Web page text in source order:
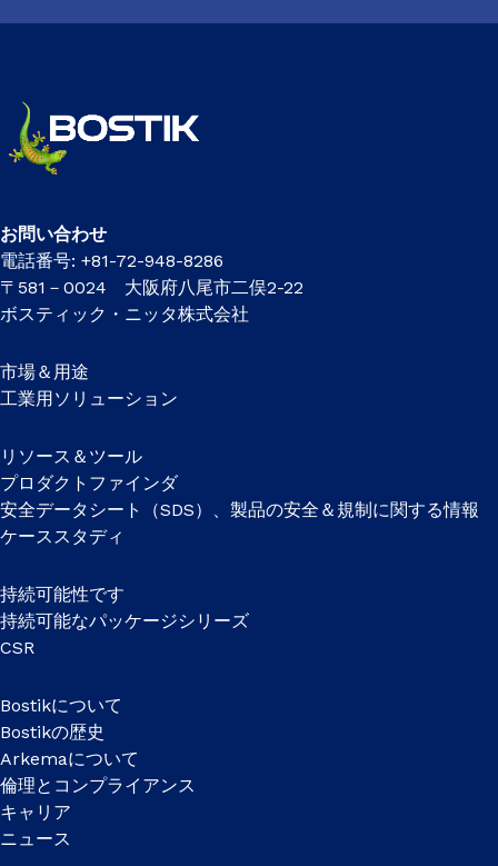
お問い合わせ
電話番号: +81-72-948-8286
〒581－0024 大阪府八尾市二俣2-22
ボスティック・ニッタ株式会社
市場＆用途
工業用ソリューション
リソース＆ツール
プロダクトファインダ
安全データシート（SDS）、製品の安全＆規制に関する情報
ケーススタディ
持続可能性です
持続可能なパッケージシリーズ
CSR
Bostikについて
Bostikの歴史
Arkemaについて
倫理とコンプライアンス
キャリア
ニュース